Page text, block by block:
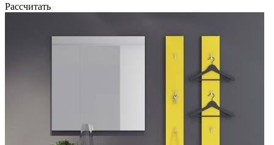
Рассчитать